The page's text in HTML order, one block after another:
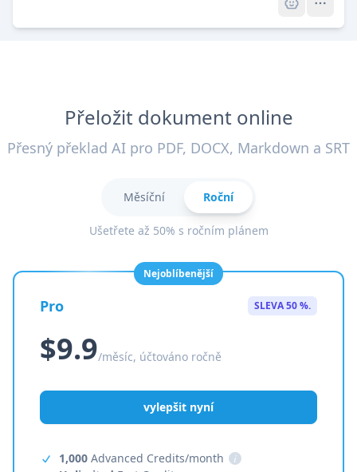
Přeložit dokument online
Přesný překlad AI pro PDF, DOCX, Markdown a SRT
Měsíční Roční
Ušetřete až 50% s ročním plánem
Nejoblíbenější
Pro SLEVA 50 %.
$9.9/měsíc, účtováno ročně
vylepšit nyní
1,000 Advanced Credits/month
i